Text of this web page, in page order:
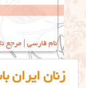
زنان ایران